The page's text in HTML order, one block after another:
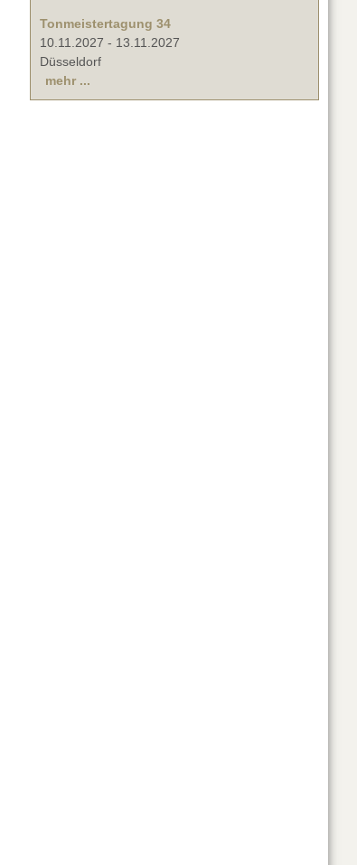
Tonmeistertagung 34
10.11.2027 - 13.11.2027
Düsseldorf
mehr ...